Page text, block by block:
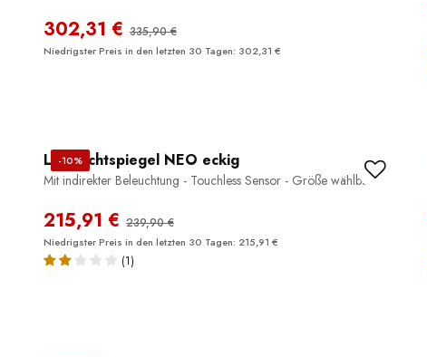
302,31 € 335,90 €
Niedrigster Preis in den letzten 30 Tagen: 302,31 €
-10%
LED Lichtspiegel NEO eckig
Mit indirekter Beleuchtung - Touchless Sensor - Größe wählbar
215,91 € 239,90 €
Niedrigster Preis in den letzten 30 Tagen: 215,91 €
(1)